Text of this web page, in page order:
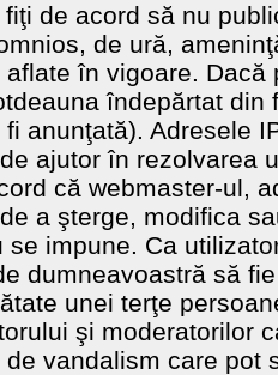
de acord să nu
de ură,
în vigoare.
îndepărtat
fi anunţată). Adresele
ajutor în rezolvarea
că webmaster-ul,
a şterge, modifica
se impune. Ca
dumneavoastră să
unei terţe
şi moderatorilor
vandalism care pot